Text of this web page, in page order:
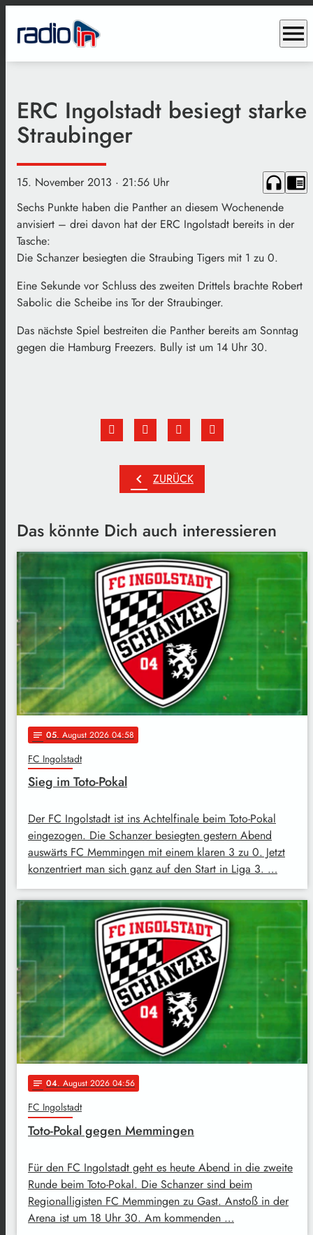
menu
ERC Ingolstadt besiegt starke
Straubinger
15. November 2013 · 21:56 Uhr headphones chrome_reader_mode
Sechs Punkte haben die Panther an diesem Wochenende
anvisiert – drei davon hat der ERC Ingolstadt bereits in der
Tasche:
Die Schanzer besiegten die Straubing Tigers mit 1 zu 0.
Eine Sekunde vor Schluss des zweiten Drittels brachte Robert
Sabolic die Scheibe ins Tor der Straubinger.
Das nächste Spiel bestreiten die Panther bereits am Sonntag
gegen die Hamburg Freezers. Bully ist um 14 Uhr 30.
chevron_left ZURÜCK
Das könnte Dich auch interessieren
notes 05. August 2026 04:58
FC Ingolstadt
Sieg im Toto-Pokal
Der FC Ingolstadt ist ins Achtelfinale beim Toto-Pokal
eingezogen. Die Schanzer besiegten gestern Abend
auswärts FC Memmingen mit einem klaren 3 zu 0. Jetzt
konzentriert man sich ganz auf den Start in Liga 3. …
notes 04. August 2026 04:56
FC Ingolstadt
Toto-Pokal gegen Memmingen
Für den FC Ingolstadt geht es heute Abend in die zweite
Runde beim Toto-Pokal. Die Schanzer sind beim
Regionalligisten FC Memmingen zu Gast. Anstoß in der
Arena ist um 18 Uhr 30. Am kommenden …